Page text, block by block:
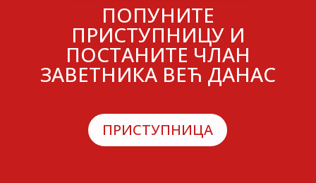
ПОПУНИТЕ
ПРИСТУПНИЦУ И
ПОСТАНИТЕ ЧЛАН
ЗАВЕТНИКА ВЕЋ ДАНАС
ПРИСТУПНИЦА